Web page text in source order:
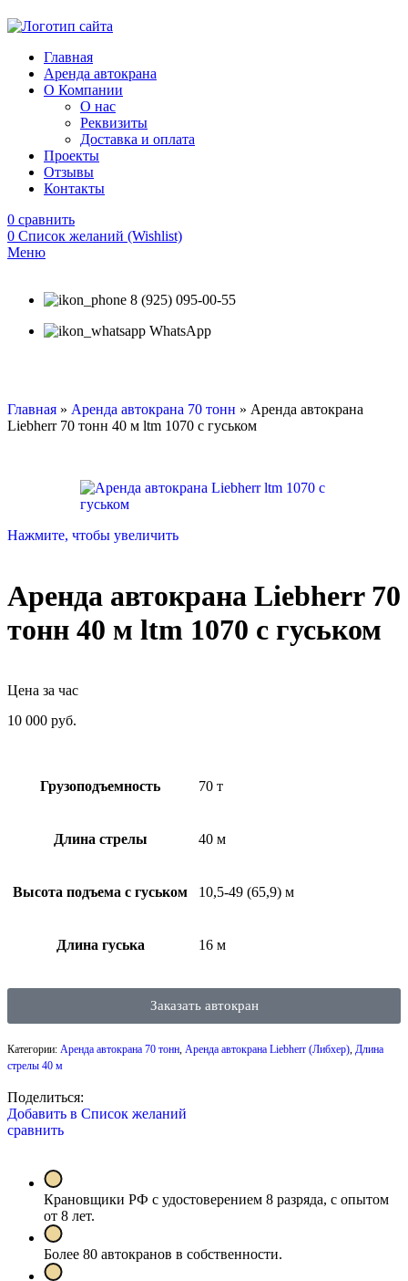
Главная
Аренда автокрана
О Компании
О нас
Реквизиты
Доставка и оплата
Проекты
Отзывы
Контакты
0 сравнить
0 Список желаний (Wishlist)
Меню
8 (925) 095-00-55
WhatsApp
Главная » Аренда автокрана 70 тонн » Аренда автокрана
Liebherr 70 тонн 40 м ltm 1070 с гуськом
Нажмите, чтобы увеличить
Аренда автокрана Liebherr 70
тонн 40 м ltm 1070 с гуськом
Цена за час
10 000 руб.
Грузоподъемность 70 т
Длина стрелы 40 м
Высота подъема с гуськом 10,5-49 (65,9) м
Длина гуська 16 м
Заказать автокран
Категории: Аренда автокрана 70 тонн, Аренда автокрана Liebherr (Либхер), Длина
стрелы 40 м
Поделиться:
Добавить в Список желаний
сравнить
Крановщики РФ с удостоверением 8 разряда, с опытом
от 8 лет.
Более 80 автокранов в собственности.